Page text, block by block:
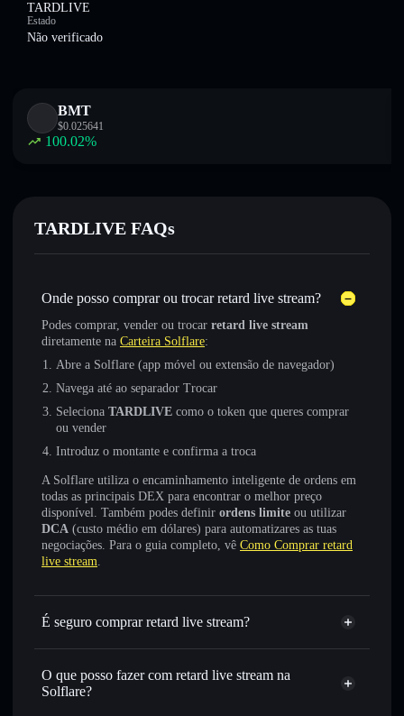
TARDLIVE
Estado
Não verificado
BMT
$0.025641
100.02%
TARDLIVE FAQs
Onde posso comprar ou trocar retard live stream?
Podes comprar, vender ou trocar retard live stream
diretamente na Carteira Solflare:
Abre a Solflare (app móvel ou extensão de navegador)
Navega até ao separador Trocar
Seleciona TARDLIVE como o token que queres comprar
ou vender
Introduz o montante e confirma a troca
A Solflare utiliza o encaminhamento inteligente de ordens em
todas as principais DEX para encontrar o melhor preço
disponível. Também podes definir ordens limite ou utilizar
DCA (custo médio em dólares) para automatizares as tuas
negociações. Para o guia completo, vê Como Comprar retard
live stream.
É seguro comprar retard live stream?
retard live stream não está verificado
O que posso fazer com retard live stream na
Solflare?